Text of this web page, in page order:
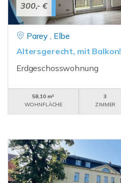
300,- €
Parey , Elbe
Altersgerecht, mit Balkon!
Erdgeschosswohnung
58,10 m²
WOHNFLÄCHE
3
ZIMMER